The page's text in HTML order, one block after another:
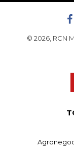
© 2026, RCN